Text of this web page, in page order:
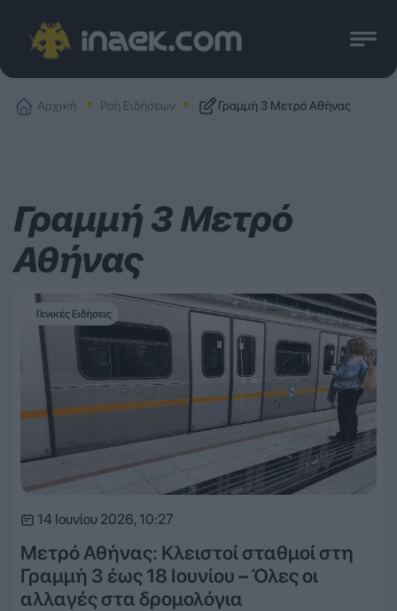
Αρχική Ροή Ειδήσεων Γραμμή 3 Μετρό Αθήνας
Γραμμή 3 Μετρό
Αθήνας
Γενικές Ειδήσεις
14 Ιουνίου 2026, 10:27
Μετρό Αθήνας: Κλειστοί σταθμοί στη
Γραμμή 3 έως 18 Ιουνίου – Όλες οι
αλλαγές στα δρομολόγια